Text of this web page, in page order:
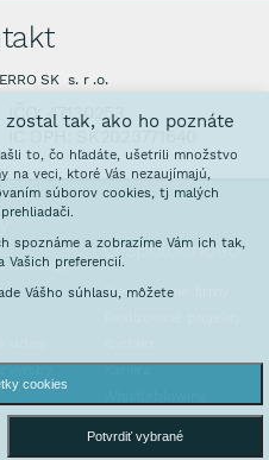
SK s. r .o.
IČO: 47130253
IČ DPH: SK2023771640
katalógy
výroby
O spoločnosti
Predstavenie firmy
Kariéra
tak, ako ho poznáte
to, čo hľadáte, ušetrili množstvo
na veci, ktoré Vás nezaujímajú,
súborov cookies, tj malých
spoznáme a zobrazíme Vám ich tak,
Vašich preferencií.
Vášho súhlasu, môžete
Potvrdiť vybrané
cookies